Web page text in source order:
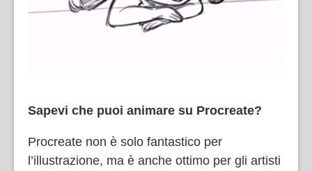
Sapevi che puoi animare su Procreate?
Procreate non è solo fantastico per
l’illustrazione, ma è anche ottimo per gli artisti